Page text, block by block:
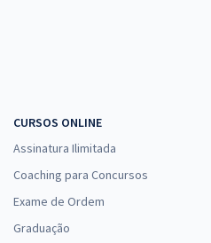
CURSOS ONLINE
Assinatura Ilimitada
Coaching para Concursos
Exame de Ordem
Graduação